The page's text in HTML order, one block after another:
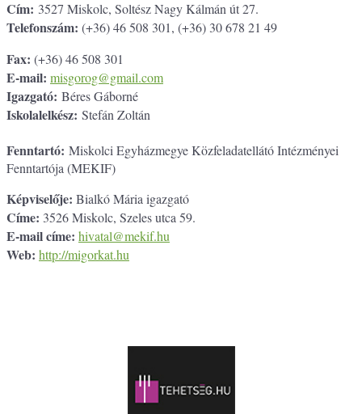
Cím: 3527 Miskolc, Soltész Nagy Kálmán út 27.
Telefonszám: (+36) 46 508 301, (+36) 30 678 21 49
Fax: (+36) 46 508 301
E-mail: misgorog@gmail.com
Igazgató: Béres Gáborné
Iskolalelkész: Stefán Zoltán
Fenntartó: Miskolci Egyházmegye Közfeladatellátó Intézményei
Fenntartója (MEKIF)
Képviselője: Bialkó Mária igazgató
Címe: 3526 Miskolc, Szeles utca 59.
E-mail címe: hivatal@mekif.hu
Web: http://migorkat.hu